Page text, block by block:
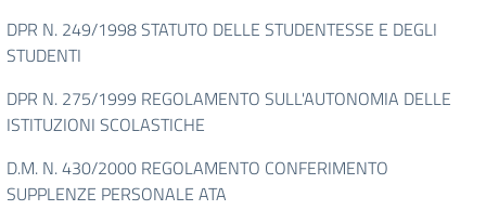
DPR N. 249/1998 STATUTO DELLE STUDENTESSE E DEGLI
STUDENTI
DPR N. 275/1999 REGOLAMENTO SULL'AUTONOMIA DELLE
ISTITUZIONI SCOLASTICHE
D.M. N. 430/2000 REGOLAMENTO CONFERIMENTO
SUPPLENZE PERSONALE ATA